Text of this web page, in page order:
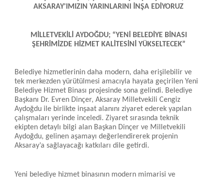
AKSARAY'IMIZIN YARINLARINI İNŞA EDİYORUZ
MİLLETVEKİLİ AYDOĞDU; “YENİ BELEDİYE BİNASI
ŞEHRİMİZDE HİZMET KALİTESİNİ YÜKSELTECEK”
Belediye hizmetlerinin daha modern, daha erişilebilir ve
tek merkezden yürütülmesi amacıyla hayata geçirilen Yeni
Belediye Hizmet Binası projesinde sona gelindi. Belediye
Başkanı Dr. Evren Dinçer, Aksaray Milletvekili Cengiz
Aydoğdu ile birlikte inşaat alanını ziyaret ederek yapılan
çalışmaları yerinde inceledi. Ziyaret sırasında teknik
ekipten detaylı bilgi alan Başkan Dinçer ve Milletvekili
Aydoğdu, gelinen aşamayı değerlendirerek projenin
Aksaray’a sağlayacağı katkıları dile getirdi.
Yeni belediye hizmet binasının modern mimarisi ve